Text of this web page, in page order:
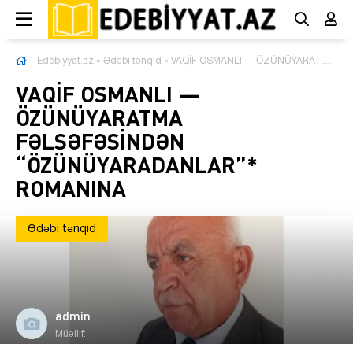
Edebiyyat.az » Ədəbi tənqid » VAQİF OSMANLI — ÖZÜNÜYARATMA FƏLSƏFƏSİNDƏN “ÖZÜNÜYARADANLAR”* ROMANINA
VAQİF OSMANLI —
ÖZÜNÜYARATMA
FƏLSƏFƏSİNDƏN
“ÖZÜNÜYARADANLAR”*
ROMANINA
Ədəbi tənqid
admin
Müəllif: